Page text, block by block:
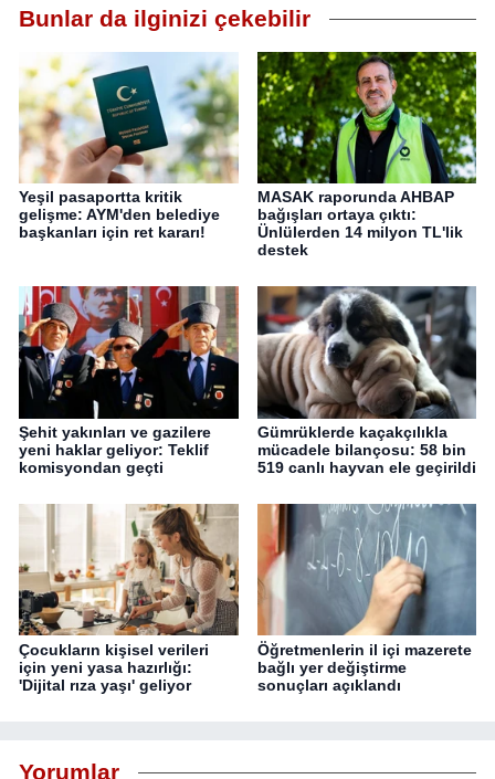
Bunlar da ilginizi çekebilir
Yeşil pasaportta kritik
gelişme: AYM'den belediye
başkanları için ret kararı!
MASAK raporunda AHBAP
bağışları ortaya çıktı:
Ünlülerden 14 milyon TL'lik
destek
Şehit yakınları ve gazilere
yeni haklar geliyor: Teklif
komisyondan geçti
Gümrüklerde kaçakçılıkla
mücadele bilançosu: 58 bin
519 canlı hayvan ele geçirildi
Çocukların kişisel verileri
için yeni yasa hazırlığı:
'Dijital rıza yaşı' geliyor
Öğretmenlerin il içi mazerete
bağlı yer değiştirme
sonuçları açıklandı
Yorumlar